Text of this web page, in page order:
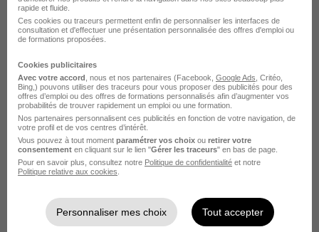
Technicien de maintenance industrielle Terrena
Vendeur conseil Terrena
Agent de collecte Terrena
Chauffeur routier Terrena
Voir plus
Voir toutes les offres par métier chez Terrena
Terrena Ancenis-Saint-Géréon
rapide et fluide.
Ces cookies ou traceurs permettent enfin de personnaliser les interfaces de
consultation et d'effectuer une présentation personnalisée des offres d'emploi ou
de formations proposées.
Cookies publicitaires
Avec votre accord , nous et nos partenaires (Facebook, Google Ads , Critéo,
Bing,) pouvons utiliser des traceurs pour vous proposer des publicités pour des
offres d’emploi ou des offres de formations personnalisés afin d’augmenter vos
probabilités de trouver rapidement un emploi ou une formation.
Nos partenaires personnalisent ces publicités en fonction de votre navigation, de
votre profil et de vos centres d’intérêt.
Vous pouvez à tout moment paramétrer vos choix ou retirer votre
consentement en cliquant sur le lien "Gérer les traceurs" en bas de page.
Pour en savoir plus, consultez notre Politique de confidentialité et notre
Politique relative aux cookies
Personnaliser mes choix Tout accepter